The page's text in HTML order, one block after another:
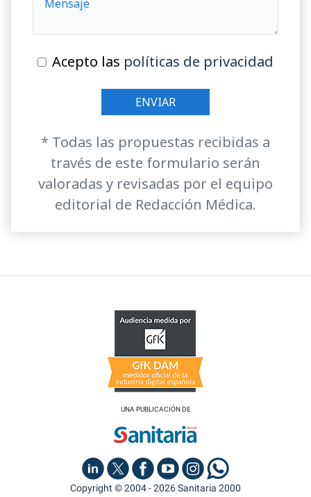
Acepto las políticas de privacidad
* Todas las propuestas recibidas a
través de este formulario serán
valoradas y revisadas por el equipo
editorial de Redacción Médica.
UNA PUBLICACIÓN DE
Copyright © 2004 - 2026 Sanitaria 2000